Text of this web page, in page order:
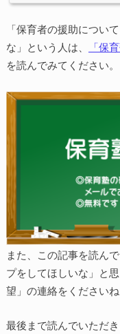
った」という体験
楽しむことができ
「保育者の援助につい
な」という人は、
「保
を読んでみてください。
また、この記事を読ん
プをしてほしいな」と思
望」の連絡をくださいね
最後まで読んでいただ